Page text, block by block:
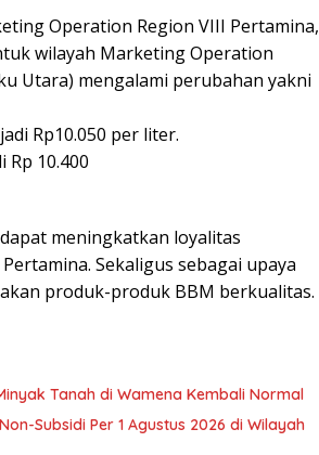
Operation Region VIII Pertamina,
wilayah Marketing Operation
Utara) mengalami perubahan yakni
Rp10.050 per liter.
Rp 10.400
meningkatkan loyalitas
Sekaligus sebagai upaya
produk-produk BBM berkualitas.
Tanah di Wamena Kembali Normal
Subsidi Per 1 Agustus 2026 di Wilayah